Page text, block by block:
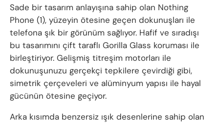
Sade bir tasarım anlayışına sahip olan Nothing
Phone (1), yüzeyin ötesine geçen dokunuşları ile
telefona şık bir görünüm sağlıyor. Hafif ve sıradışı
bu tasarımını çift taraflı Gorilla Glass koruması ile
birleştiriyor. Gelişmiş titreşim motorları ile
dokunuşunuzu gerçekçi tepkilere çevirdiği gibi,
simetrik çerçeveleri ve alüminyum yapısı ile hayal
gücünün ötesine geçiyor.
Arka kısımda benzersiz ışık desenlerine sahip olan